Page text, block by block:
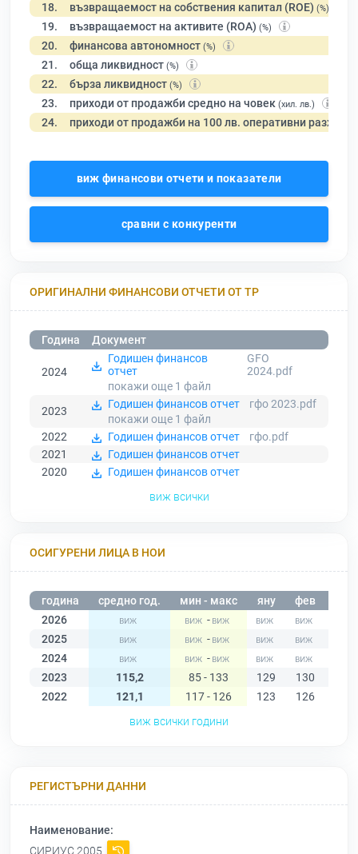
18. възвращаемост на собствения капитал (ROE) (%)
19. възвращаемост на активите (ROA) (%)
20. финансова автономност (%)
21. обща ликвидност (%)
22. бърза ликвидност (%)
23. приходи от продажби средно на човек (хил. лв.)
24. приходи от продажби на 100 лв. оперативни разходи
виж финансови отчети и показатели
сравни с конкуренти
ОРИГИНАЛНИ ФИНАНСОВИ ОТЧЕТИ ОТ ТР
Година Документ
2024
Годишен финансов
отчет
GFO
2024.pdf
покажи още 1 файл
2023
Годишен финансов отчет
гфо 2023.pdf
покажи още 1 файл
2022
Годишен финансов отчет
гфо.pdf
2021
Годишен финансов отчет
2020
Годишен финансов отчет
виж всички
ОСИГУРЕНИ ЛИЦА В НОИ
година средно год. мин - макс яну фев
2026
-
2025
-
2024
-
2023
115,2 85 - 133 129 130
2022
121,1 117 - 126 123 126
виж всички години
РЕГИСТЪРНИ ДАННИ
Наименование:
СИРИУС 2005